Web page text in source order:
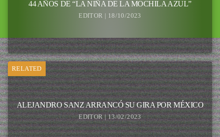
44 AÑOS DE “LA NIÑA DE LA MOCHILA AZUL”
EDITOR | 18/10/2023
RELATED
ALEJANDRO SANZ ARRANCÓ SU GIRA POR MÉXICO
EDITOR | 13/02/2023